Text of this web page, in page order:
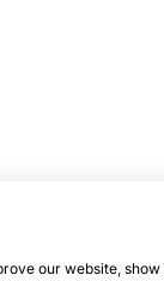
our website,